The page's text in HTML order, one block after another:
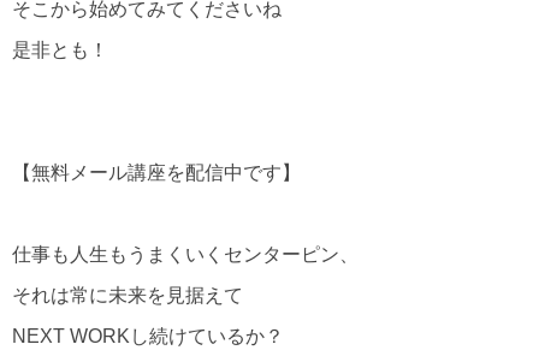
そこから始めてみてくださいね
是非とも！
【無料メール講座を配信中です】
仕事も人生もうまくいくセンターピン、
それは常に未来を見据えて
NEXT WORKし続けているか？